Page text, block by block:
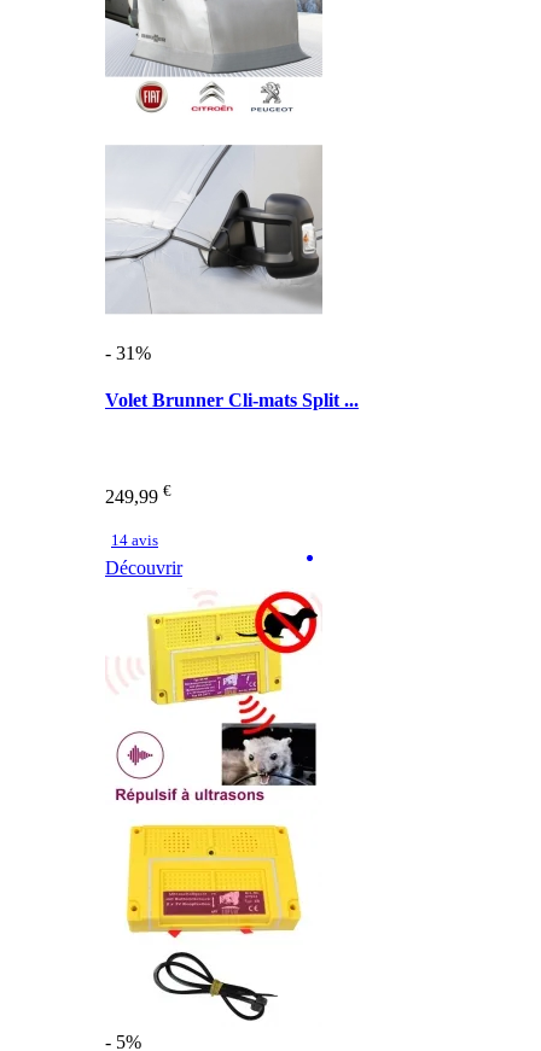
- 31%
Volet Brunner Cli-mats Split ...
249,99 €
14 avis
Découvrir
- 5%